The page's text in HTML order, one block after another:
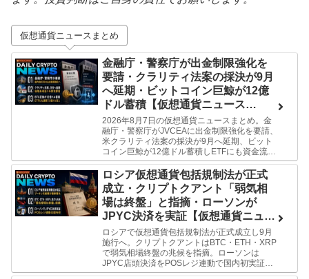
仮想通貨ニュースまとめ
金融庁・警察庁が出金制限強化を
要請・クラリティ法案の採決が9月
へ延期・ビットコイン巨鯨が12億
ドル蓄積【仮想通貨ニュース
26/8/7】
2026年8月7日の仮想通貨ニュースまとめ。金
融庁・警察庁がJVCEAに出金制限強化を要請、
米クラリティ法案の採決が9月へ延期、ビット
コイン巨鯨が12億ドル蓄積しETFにも資金流
入。ミーがわかりやすく解説します。
ロシア仮想通貨包括規制法が正式
成立・クリプトクアント「弱気相
場は終盤」と指摘・ローソンが
JPYC決済を実証【仮想通貨ニュー
ス 26/8/6】
ロシアで仮想通貨包括規制法が正式成立し9月
施行へ。クリプトクアントはBTC・ETH・XRP
で弱気相場終盤の兆候を指摘。ローソンは
JPYC店頭決済をPOSレジ連動で国内初実証。
ミーが今日の3本をわかりやすく解説します。